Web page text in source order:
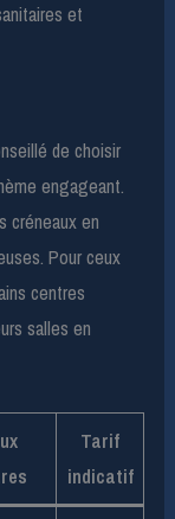
et
de choisir
engageant.
créneaux en
Pour ceux
centres
salles en
Tarif
indicatif